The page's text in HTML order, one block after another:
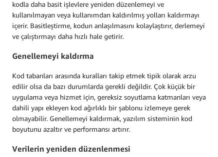
kodla daha basit işlevlere yeniden düzenlemeyi ve
kullanılmayan veya kullanımdan kaldırılmış yolları kaldırmayı
içerir. Basitleştirme, kodun anlaşılmasını kolaylaştırır, derlemeyi
ve çalıştırmayı daha hızlı hale getirir.
Genellemeyi kaldırma
Kod tabanları arasında kuralları takip etmek tipik olarak arzu
edilir olsa da bazı durumlarda gerekli değildir. Çok küçük bir
uygulama veya hizmet için, gereksiz soyutlama katmanları veya
dahili yapı ekleyen kod ağırlıklı bir şablonu izlemeye gerek
olmayabilir. Genellemeyi kaldırmak, yazılım sisteminin kod
boyutunu azaltır ve performansı artırır.
Verilerin yeniden düzenlenmesi